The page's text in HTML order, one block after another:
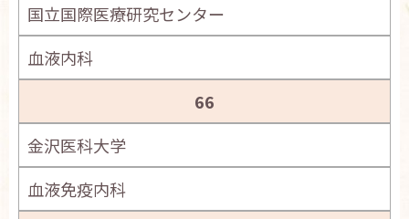
国立国際医療研究センター
血液内科
66
金沢医科大学
血液免疫内科